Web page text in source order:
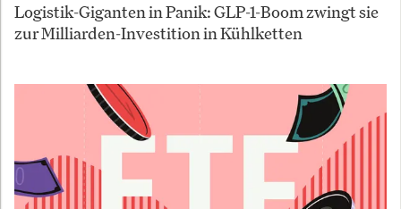
Logistik-Giganten in Panik: GLP-1-Boom zwingt sie
zur Milliarden-Investition in Kühlketten